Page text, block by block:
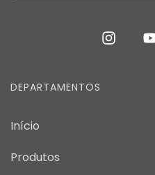
DEPARTAMENTOS
Início
Produtos